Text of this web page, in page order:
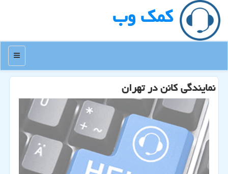
كمك وب
منو
نمایندگی كانن در تهران